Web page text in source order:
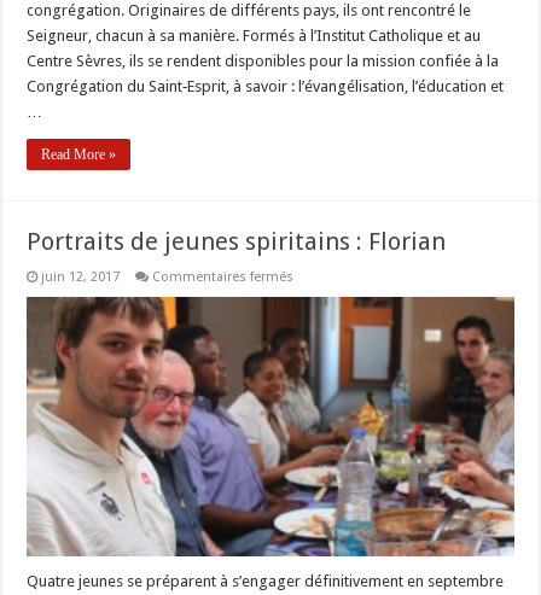
congrégation. Originaires de différents pays, ils ont rencontré le
Seigneur, chacun à sa manière. Formés à l’Institut Catholique et au
Centre Sèvres, ils se rendent disponibles pour la mission confiée à la
Congrégation du Saint‐Esprit, à savoir : l’évangélisation, l’éducation et
…
Read More »
Portraits de jeunes spiritains : Florian
juin 12, 2017 Commentaires fermés
spiritains
Florian
Quatre jeunes se préparent à s’engager définitivement en septembre